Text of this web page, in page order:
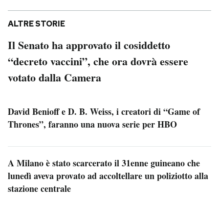
ALTRE STORIE
Il Senato ha approvato il cosiddetto
“decreto vaccini”, che ora dovrà essere
votato dalla Camera
David Benioff e D. B. Weiss, i creatori di “Game of
Thrones”, faranno una nuova serie per HBO
A Milano è stato scarcerato il 31enne guineano che
lunedì aveva provato ad accoltellare un poliziotto alla
stazione centrale